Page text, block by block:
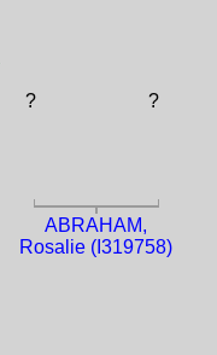
? ?
ABRAHAM,
Rosalie (I319758)